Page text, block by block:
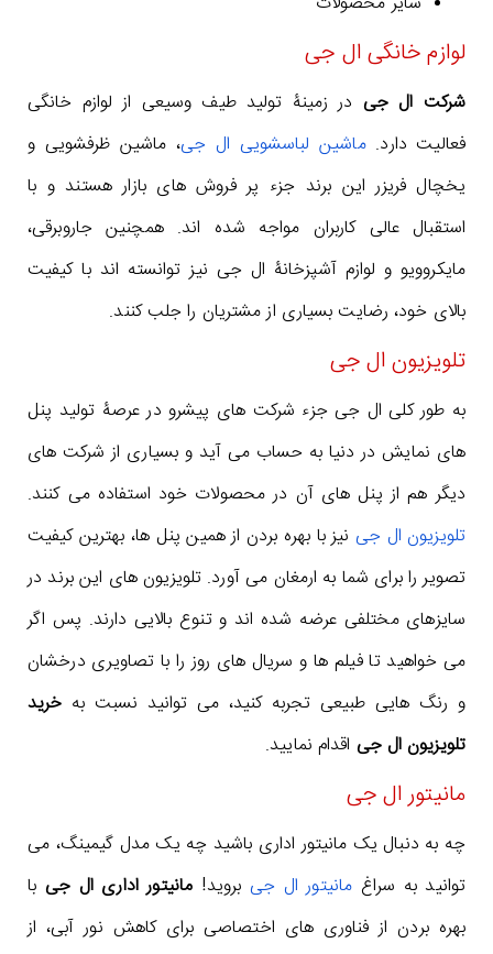
لوازم خانگی ال جی
شرکت ال جی در زمینۀ تولید طیف وسیعی از لوازم خانگی
فعالیت دارد.ماشین لباسشویی ال جی، ماشین ظرفشویی و
یخچال فریزر این برند جزء پر فروش های بازار هستند و با
استقبال عالی کاربران مواجه شده اند. همچنین جاروبرقی،
مایکروویو و لوازم آشپزخانۀ ال جی نیز توانسته اند با کیفیت
بالای خود، رضایت بسیاری از مشتریان را جلب کنند.
تلویزیون ال جی
به طور کلی ال جی جزء شرکت های پیشرو در عرصۀ تولید پنل
های نمایش در دنیا به حساب می آید و بسیاری از شرکت های
دیگر هم از پنل های آن در محصولات خود استفاده می کنند.
تلویزیون ال جی نیز با بهره بردن از همین پنل ها، بهترین کیفیت
تصویر را برای شما به ارمغان می آورد. تلویزیون های این برند در
سایزهای مختلفی عرضه شده اند و تنوع بالایی دارند. پس اگر
می خواهید تا فیلم ها و سریال های روز را با تصاویری درخشان
و رنگ هایی طبیعی تجربه کنید، می توانید نسبت به خرید
تلویزیون ال جی اقدام نمایید.
مانیتور ال جی
چه به دنبال یک مانیتور اداری باشید چه یک مدل گیمینگ، می
توانید به سراغ مانیتور ال جی بروید! مانیتور اداری ال جی با
بهره بردن از فناوری های اختصاصی برای کاهش نور آبی، از